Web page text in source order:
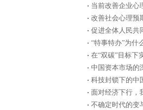
当前改善企业心
改善社会心理预
促进全体人民共
“特事特办”为什
在“双碳”目标下
中国资本市场的
科技封锁下的中
面对经济下行，
不确定时代的变